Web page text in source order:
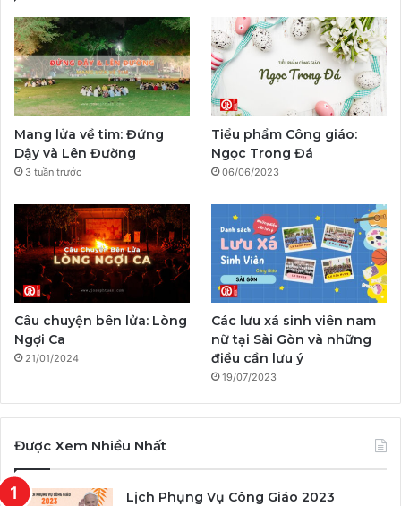
b
o
o
k
u
b
e
a
g
r
a
a
g
r
a
m
o
k
Mang lửa về tim: Đứng
Dậy và Lên Đường
3 tuần trước
Tiểu phẩm Công giáo:
Ngọc Trong Đá
06/06/2023
Câu chuyện bên lửa: Lòng
Ngợi Ca
21/01/2024
Các lưu xá sinh viên nam
nữ tại Sài Gòn và những
điều cần lưu ý
19/07/2023
Được Xem Nhiều Nhất
Lịch Phụng Vụ Công Giáo 2023